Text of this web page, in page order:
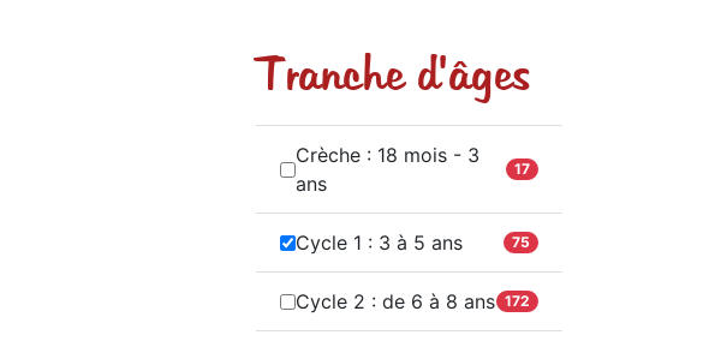
Tranche d'âges
Crèche : 18 mois - 3
ans
17
Cycle 1 : 3 à 5 ans 75
Cycle 2 : de 6 à 8 ans 172